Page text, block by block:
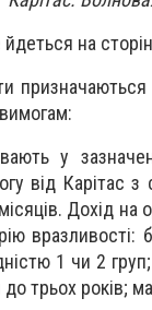
на
призначаються
у
від Карітас з
Дохід на
вразливості:
1 чи 2
до трьох років;